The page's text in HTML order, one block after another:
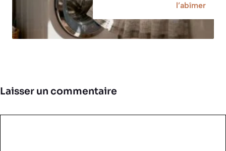
l’abîmer
Laisser un commentaire